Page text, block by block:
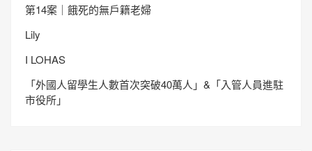
第14案｜餓死的無戶籍老婦
Lily
I LOHAS
「外國人留學生人數首次突破40萬人」&「入管人員進駐
市役所」